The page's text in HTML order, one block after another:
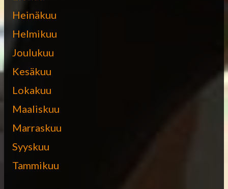
Heinäkuu
Helmikuu
Joulukuu
Kesäkuu
Lokakuu
Maaliskuu
Marraskuu
Syyskuu
Tammikuu